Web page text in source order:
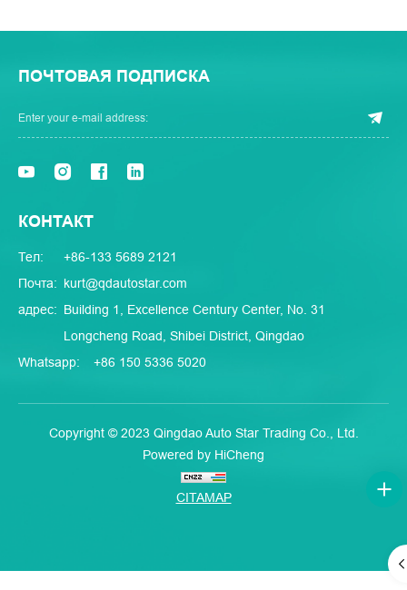
ПОЧТОВАЯ ПОДПИСКА
КОНТАКТ
Тел:
+86-133 5689 2121
Почта: kurt@qdautostar.com
адрес: Building 1, Excellence Century Center, No. 31
Longcheng Road, Shibei District, Qingdao
Whatsapp:
+86 150 5336 5020
Copyright © 2023 Qingdao Auto Star Trading Co., Ltd.
Powered by HiCheng
CITAMAP